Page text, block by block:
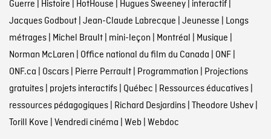
Guerre Histoire HotHouse Hugues Sweeney| interactif|
Jacques Godbout| Jean-Claude Labrecque Jeunesse Longs
métrages| Michel Brault| mini-leçon Montréal Musique
Norman McLaren Office national du film du Canada ONF|
ONF.ca Oscars| Pierre Perrault| Programmation Projections
gratuites| projets interactifs| Québec Ressources éducatives|
ressources pédagogiques| Richard Desjardins| Theodore Ushev|
Torill Kove Vendredi cinéma Web Webdoc